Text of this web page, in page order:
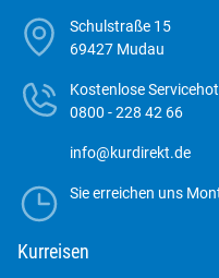
Schulstraße 15
69427 Mudau
Kostenlose
0800 - 228 42 66
info@kurdirekt.de
Sie erreichen uns
Kurreisen